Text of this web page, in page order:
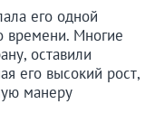
его одной
времени. Многие
оставили
его высокий рост,
манеру